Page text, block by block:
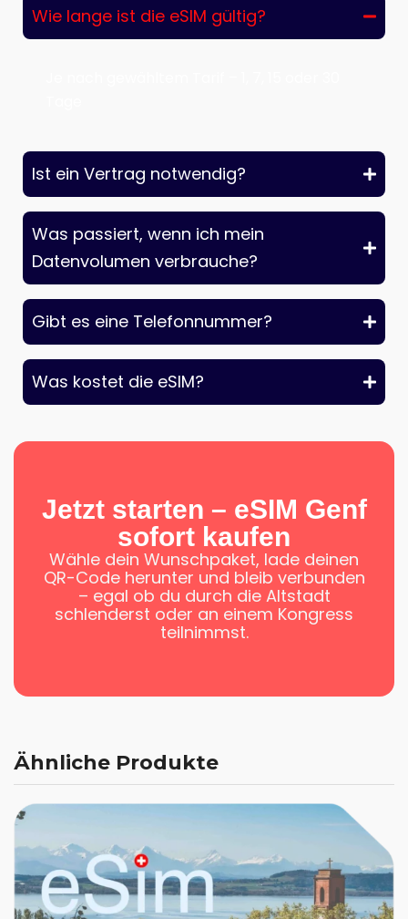
Wie lange ist die eSIM gültig?
Ist ein Vertrag notwendig?
Was passiert, wenn ich mein
Datenvolumen verbrauche?
Gibt es eine Telefonnummer?
Was kostet die eSIM?
Jetzt starten – eSIM Genf
sofort kaufen
Wähle dein Wunschpaket, lade deinen
QR-Code herunter und bleib verbunden
– egal ob du durch die Altstadt
schlenderst oder an einem Kongress
teilnimmst.
Ähnliche Produkte